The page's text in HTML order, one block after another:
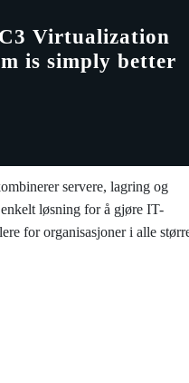
Virtualization
is simply better
servere, lagring og
løsning for å gjøre IT-
for organisasjoner i alle